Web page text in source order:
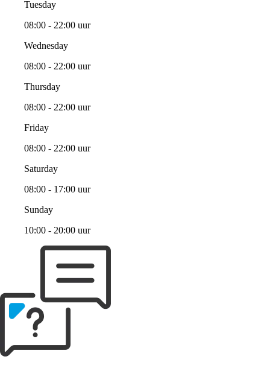
Tuesday
08:00 - 22:00 uur
Wednesday
08:00 - 22:00 uur
Thursday
08:00 - 22:00 uur
Friday
08:00 - 22:00 uur
Saturday
08:00 - 17:00 uur
Sunday
10:00 - 20:00 uur